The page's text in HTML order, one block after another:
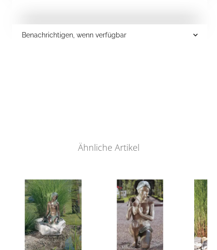
Benachrichtigen, wenn verfügbar
Ähnliche Artikel